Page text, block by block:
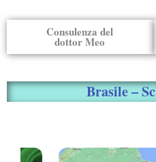
Consulenza del
dottor Meo
Brasile –